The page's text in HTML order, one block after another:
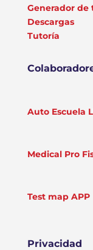
Generador de
Descargas
Tutoría
Auto Escuela
Medical Pro
Test map APP
Privacidad